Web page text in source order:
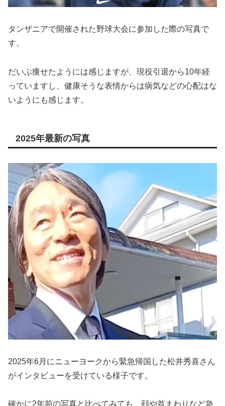
タンザニアで開催された野球大会に参加した際の写真で
す。
だいぶ痩せたようには感じますが、現役引退から10年経
っていますし、健康そうな表情からは病気などの心配はな
いようにも感じます。
2025年最新の写真
2025年6月にニューヨークから緊急帰国した松井秀喜さん
がインタビューを受けている様子です。
確かに2年前の写真と比べてみても、顔や首まわりなど急